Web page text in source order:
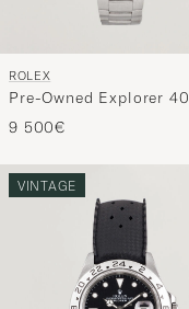
ROLEX
Pre-Owned Explorer 40
9 500€
VINTAGE